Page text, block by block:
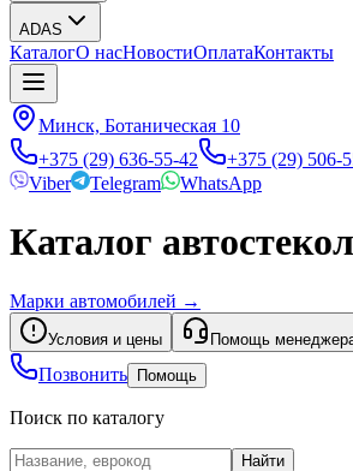
ADAS
КаталогО насНовостиОплатаКонтакты
Минск, Ботаническая 10
+375 (29) 636-55-42
+375 (29) 506-
Viber
Telegram WhatsApp
Каталог автостекол
Марки автомобилей →
Условия и цены Помощь
Позвонить Помощь
Поиск по каталогу
Найти